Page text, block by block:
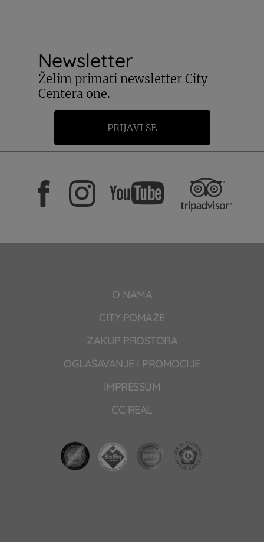
Newsletter
Želim primati newsletter City
Centera one.
PRIJAVI SE
O NAMA
CITY POMAŽE
ZAKUP PROSTORA
OGLAŠAVANJE I PROMOCIJE
IMPRESSUM
CC REAL